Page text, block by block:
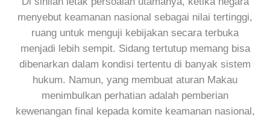
menyebut keamanan nasional sebagai nilai tertinggi,
ruang untuk menguji kebijakan secara terbuka
menjadi lebih sempit. Sidang tertutup memang bisa
dibenarkan dalam kondisi tertentu di banyak sistem
hukum. Namun, yang membuat aturan Makau
menimbulkan perhatian adalah pemberian
kewenangan final kepada komite keamanan nasional,